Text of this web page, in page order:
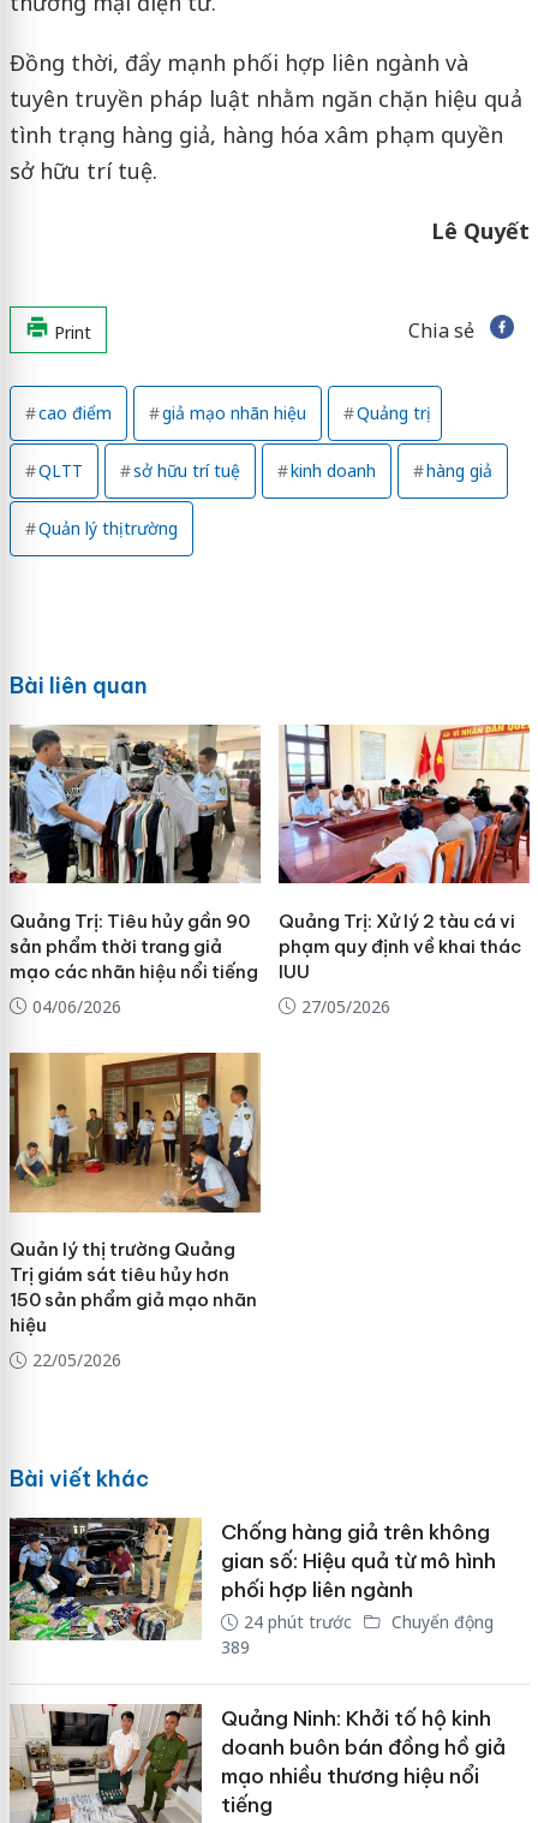
Đồng thời, đẩy mạnh phối hợp liên ngành và
tuyên truyền pháp luật nhằm ngăn chặn hiệu quả
tình trạng hàng giả, hàng hóa xâm phạm quyền
sở hữu trí tuệ.
Lê Quyết
Print Chia sẻ
cao điểm giả mạo nhãn hiệu Quảng trị
QLTT sở hữu trí tuệ kinh doanh hàng giả
Quản lý thị trường
Bài liên quan
Quảng Trị: Tiêu hủy gần 90
sản phẩm thời trang giả
mạo các nhãn hiệu nổi tiếng
04/06/2026
Quảng Trị: Xử lý 2 tàu cá vi
phạm quy định về khai thác
IUU
27/05/2026
Quản lý thị trường Quảng
Trị giám sát tiêu hủy hơn
150 sản phẩm giả mạo nhãn
hiệu
22/05/2026
Bài viết khác
Chống hàng giả trên không
gian số: Hiệu quả từ mô hình
phối hợp liên ngành
24 phút trước
Chuyển động
389
Quảng Ninh: Khởi tố hộ kinh
doanh buôn bán đồng hồ giả
mạo nhiều thương hiệu nổi
tiếng